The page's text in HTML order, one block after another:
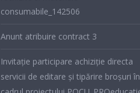
consumabile_142506
Anunt atribuire contract 3
Invitație participare achiziție directa
servicii de editare și tipărire broșuri în